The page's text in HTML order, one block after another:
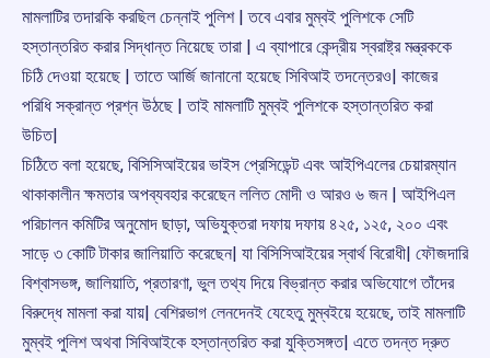
মামলাটির তদারকি করছিল চেন্নাই পুলিশ | তবে এবার মুম্বই পুলিশকে সেটি
হস্তান্তরিত করার সিদ্ধান্ত নিয়েছে তারা | এ ব্যাপারে কেন্দ্রীয় স্বরাষ্ট্র মন্ত্রককে
চিঠি দেওয়া হয়েছে | তাতে আর্জি জানানো হয়েছে সিবিআই তদন্তেরও| কাজের
পরিধি সক্রান্ত প্রশ্ন উঠছে | তাই মামলাটি মুম্বই পুলিশকে হস্তান্তরিত করা
উচিত|
চিঠিতে বলা হয়েছে, বিসিসিআইয়ের ভাইস প্রেসিডেন্ট এবং আইপিএলের চেয়ারম্যান
থাকাকালীন ক্ষমতার অপব্যবহার করেছেন ললিত মোদী ও আরও ৬ জন | আইপিএল
পরিচালন কমিটির অনুমোদ ছাড়া, অভিযুক্তরা দফায় দফায় ৪২৫, ১২৫, ২০০ এবং
সাড়ে ৩ কোটি টাকার জালিয়াতি করেছেন| যা বিসিসিআইয়ের স্বার্থ বিরোধী| ফৌজদারি
বিশ্বাসভঙ্গ, জালিয়াতি, প্রতারণা, ভুল তথ্য দিয়ে বিভ্রান্ত করার অভিযোগে তাঁদের
বিরুদ্ধে মামলা করা যায়| বেশিরভাগ লেনদেনই যেহেতু মুম্বইয়ে হয়েছে, তাই মামলাটি
মুম্বই পুলিশ অথবা সিবিআইকে হস্তান্তরিত করা যুক্তিসঙ্গত| এতে তদন্ত দ্রুত